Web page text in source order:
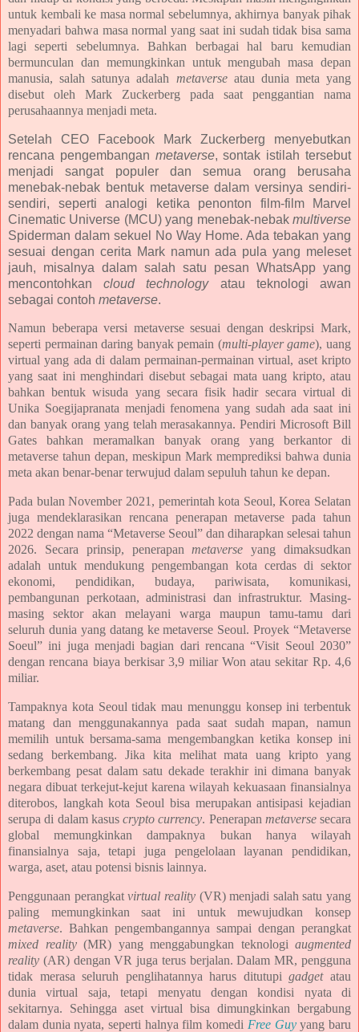
untuk kembali ke masa normal sebelumnya, akhirnya banyak pihak
menyadari bahwa masa normal yang saat ini sudah tidak bisa sama
lagi seperti sebelumnya. Bahkan berbagai hal baru kemudian
bermunculan dan memungkinkan untuk mengubah masa depan
manusia, salah satunya adalah metaverseatau dunia meta yang
disebut oleh Mark Zuckerberg pada saat penggantian nama
perusahaannya menjadi meta.
Setelah CEO Facebook Mark Zuckerberg menyebutkan
rencana pengembangan metaverse, sontak istilah tersebut
menjadi sangat populer dan semua orang berusaha
menebak-nebak bentuk metaverse dalam versinya sendiri-
sendiri, seperti analogi ketika penonton film-film Marvel
Cinematic Universe (MCU) yang menebak-nebak multiverse
Spiderman dalam sekuel No Way Home. Ada tebakan yang
sesuai dengan cerita Mark namun ada pula yang meleset
jauh, misalnya dalam salah satu pesan WhatsApp yang
mencontohkancloud technologyatau teknologi awan
sebagai contoh metaverse.
Namun beberapa versi metaverse sesuai dengan deskripsi Mark,
seperti permainan daring banyak pemain (multi-player game), uang
virtual yang ada di dalam permainan-permainan virtual, aset kripto
yang saat ini menghindari disebut sebagai mata uang kripto, atau
bahkan bentuk wisuda yang secara fisik hadir secara virtual di
Unika Soegijapranata menjadi fenomena yang sudah ada saat ini
dan banyak orang yang telah merasakannya. Pendiri Microsoft Bill
Gates bahkan meramalkan banyak orang yang berkantor di
metaverse tahun depan, meskipun Mark memprediksi bahwa dunia
meta akan benar-benar terwujud dalam sepuluh tahun ke depan.
Pada bulan November 2021, pemerintah kota Seoul, Korea Selatan
juga mendeklarasikan rencana penerapan metaverse pada tahun
2022 dengan nama “Metaverse Seoul” dan diharapkan selesai tahun
2026. Secara prinsip, penerapanmetaverse yang dimaksudkan
adalah untuk mendukung pengembangan kota cerdas di sektor
ekonomi, pendidikan, budaya, pariwisata, komunikasi,
pembangunan perkotaan, administrasi dan infrastruktur. Masing-
masing sektor akan melayani warga maupun tamu-tamu dari
seluruh dunia yang datang ke metaverse Seoul. Proyek “Metaverse
Soeul” ini juga menjadi bagian dari rencana “Visit Seoul 2030”
dengan rencana biaya berkisar 3,9 miliar Won atau sekitar Rp. 4,6
miliar.
Tampaknya kota Seoul tidak mau menunggu konsep ini terbentuk
matang dan menggunakannya pada saat sudah mapan, namun
memilih untuk bersama-sama mengembangkan ketika konsep ini
sedang berkembang. Jika kita melihat mata uang kripto yang
berkembang pesat dalam satu dekade terakhir ini dimana banyak
negara dibuat terkejut-kejut karena wilayah kekuasaan finansialnya
diterobos, langkah kota Seoul bisa merupakan antisipasi kejadian
serupa di dalam kasus crypto currency. Penerapan metaversesecara
global memungkinkandampaknya bukan hanya wilayah
finansialnya saja, tetapi juga pengelolaan layanan pendidikan,
warga, aset, atau potensi bisnis lainnya.
Penggunaan perangkatvirtual reality(VR) menjadi salah satu yang
paling memungkinkan saat ini untuk mewujudkan konsep
metaverse. Bahkan pengembangannya sampai dengan perangkat
mixed reality(MR) yang menggabungkan teknologi augmented
reality (AR) dengan VR juga terus berjalan. Dalam MR, pengguna
tidak merasa seluruh penglihatannya harus ditutupigadgetatau
dunia virtual saja, tetapi menyatu dengan kondisi nyata di
sekitarnya. Sehingga aset virtual bisa dimungkinkan bergabung
dalam dunia nyata, seperti halnya film komedi Free Guyyang baru